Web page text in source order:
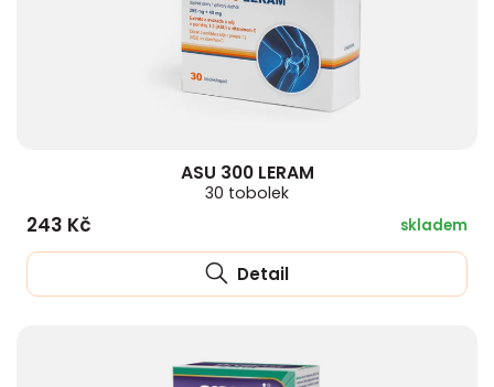
ASU 300 LERAM
30 tobolek
243 Kč skladem
Detail